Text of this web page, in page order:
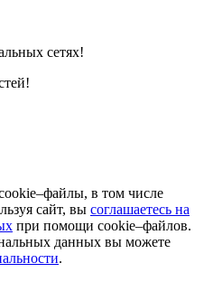
сетях!
в том числе
сайт, вы соглашаетесь на
при помощи cookie–файлов.
данных вы можете
.